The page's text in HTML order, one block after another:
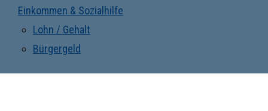
Einkommen & Sozialhilfe
Lohn / Gehalt
Bürgergeld